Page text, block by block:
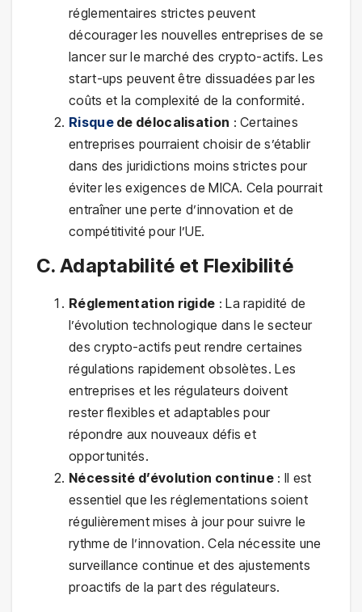
réglementaires strictes peuvent
décourager les nouvelles entreprises de se
lancer sur le marché des crypto-actifs. Les
start-ups peuvent être dissuadées par les
coûts et la complexité de la conformité.
Risquede délocalisation : Certaines
entreprises pourraient choisir de s’établir
dans des juridictions moins strictes pour
éviter les exigences de MICA. Cela pourrait
entraîner une perte d’innovation et de
compétitivité pour l’UE.
C. Adaptabilité et Flexibilité
Réglementation rigide : La rapidité de
l’évolution technologique dans le secteur
des crypto-actifs peut rendre certaines
régulations rapidement obsolètes. Les
entreprises et les régulateurs doivent
rester flexibles et adaptables pour
répondre aux nouveaux défis et
opportunités.
Nécessité d’évolution continue : Il est
essentiel que les réglementations soient
régulièrement mises à jour pour suivre le
rythme de l’innovation. Cela nécessite une
surveillance continue et des ajustements
proactifs de la part des régulateurs.